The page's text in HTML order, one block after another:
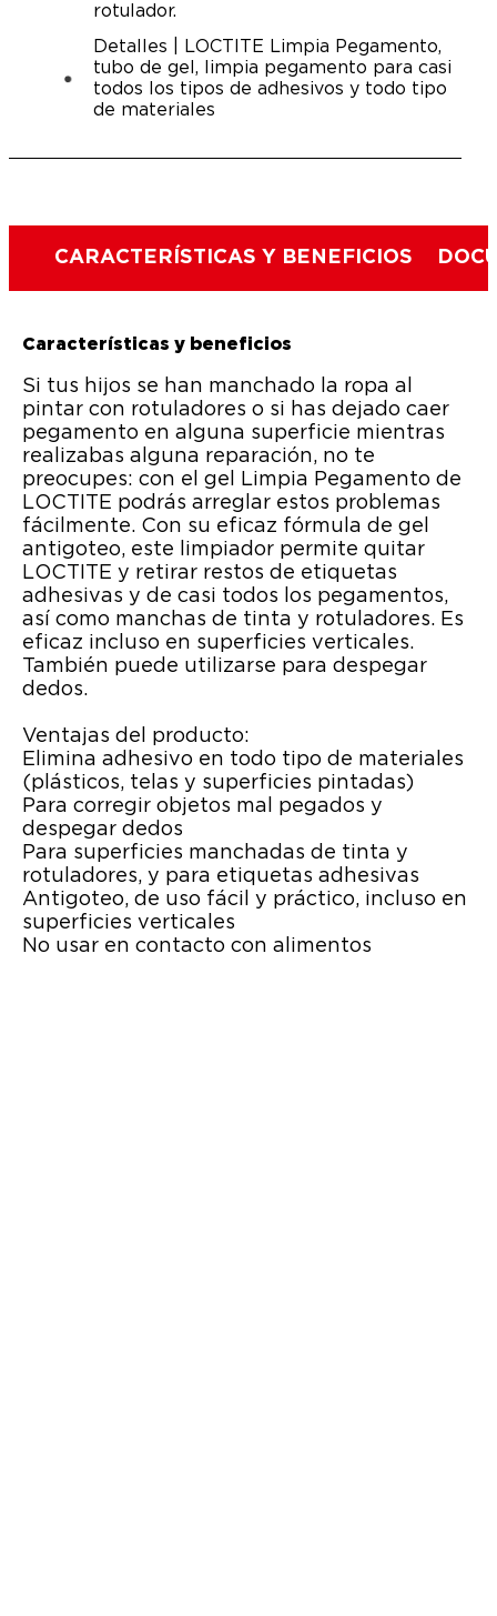
rotulador.
Detalles | LOCTITE Limpia Pegamento,
tubo de gel, limpia pegamento para casi
todos los tipos de adhesivos y todo tipo
de materiales
CARACTERÍSTICAS Y BENEFICIOS
Características y beneficios
Si tus hijos se han manchado la ropa al
pintar con rotuladores o si has dejado caer
pegamento en alguna superficie mientras
realizabas alguna reparación, no te
preocupes: con el gel Limpia Pegamento de
LOCTITE podrás arreglar estos problemas
fácilmente. Con su eficaz fórmula de gel
antigoteo, este limpiador permite quitar
LOCTITE y retirar restos de etiquetas
adhesivas y de casi todos los pegamentos,
así como manchas de tinta y rotuladores. Es
eficaz incluso en superficies verticales.
También puede utilizarse para despegar
dedos.
Ventajas del producto:
Elimina adhesivo en todo tipo de materiales
(plásticos, telas y superficies pintadas)
Para corregir objetos mal pegados y
despegar dedos
Para superficies manchadas de tinta y
rotuladores, y para etiquetas adhesivas
Antigoteo, de uso fácil y práctico, incluso en
superficies verticales
No usar en contacto con alimentos